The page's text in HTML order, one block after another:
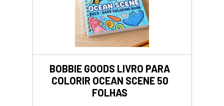
companheiro ideal para momentos
de relaxamento, criatividade e
muuuita diversão!<br><br> <p
style="color: green;">
<strong>VALOR APRESENTANDO
SOMENTE NO
PIX/DINHEIRO</strong></p>
BOBBIE GOODS LIVRO PARA
COLORIR OCEAN SCENE 50
FOLHAS